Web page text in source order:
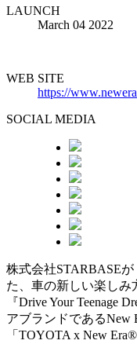
LAUNCH
March 04 2022
WEB SITE
https://
SOCIAL MEDIA
株式会社STARBASE
た、車の新しい楽しみ
『Drive Your Teenage
アブランドであるNew
「TOYOTA x New